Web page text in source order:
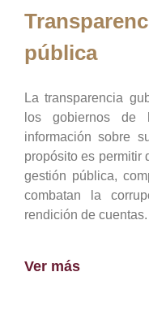
pública
La transparencia
los gobiernos de
información sobre
propósito es permitir
gestión pública,
combatan la
rendición de cuentas.
Ver más